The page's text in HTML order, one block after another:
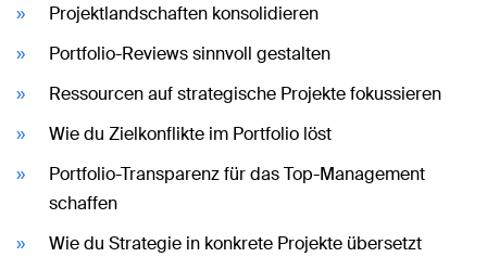
Projektlandschaften konsolidieren
Portfolio-Reviews sinnvoll gestalten
Ressourcen auf strategische Projekte fokussieren
Wie du Zielkonflikte im Portfolio löst
Portfolio-Transparenz für das Top-Management
schaffen
Wie du Strategie in konkrete Projekte übersetzt